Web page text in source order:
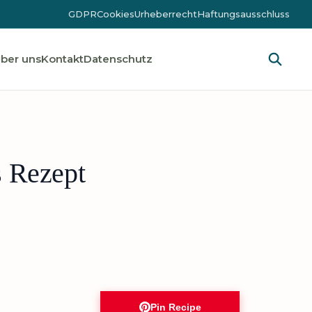
GDPRCookiesUrheberrechtHaftungsausschluss
unsKontaktDatenschutz
Pin Recipe